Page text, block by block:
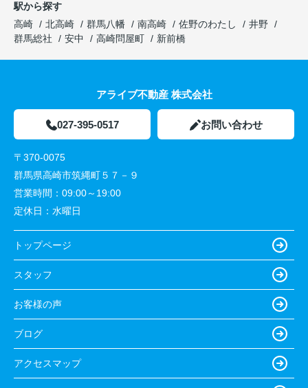
駅から探す
高崎
北高崎 群馬八幡 南高崎 佐野のわたし
井野
群馬総社
安中 高崎問屋町 新前橋
アライブ不動産 株式会社
027-395-0517 お問い合わせ
〒370-0075
群馬県高崎市筑縄町５７－９
営業時間： 09:00～19:00
定休日： 水曜日
トップページ
スタッフ
お客様の声
ブログ
アクセスマップ